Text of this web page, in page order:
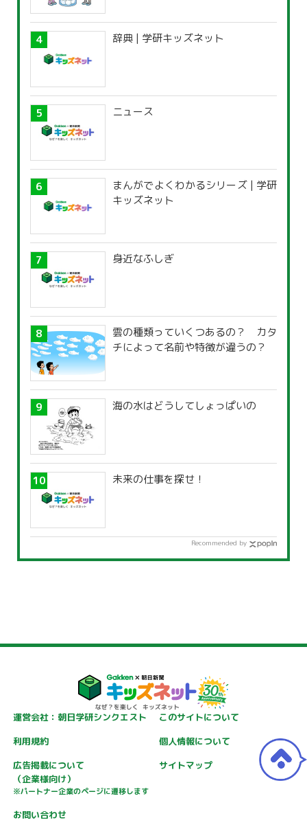
辞典 | 学研キッズネット
ニュース
まんがでよくわかるシリーズ | 学研
キッズネット
身近なふしぎ
雲の種類っていくつあるの？ カタ
チによって名前や特徴が違うの？
海の水はどうしてしょっぱいの
未来の仕事を探せ！
Recommended by
運営会社：朝日学研シンクエスト
このサイトについて
利用規約
個人情報について
広告掲載について
（企業様向け）
※パートナー企業のページに遷移します
サイトマップ
お問い合わせ